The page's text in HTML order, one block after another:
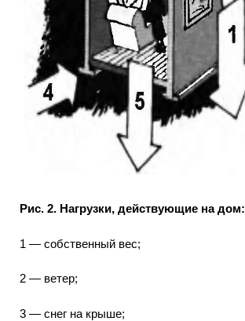
Рис. 2. Нагрузки, действующие на дом:
1 — собственный вес;
2 — ветер;
3 — снег на крыше;